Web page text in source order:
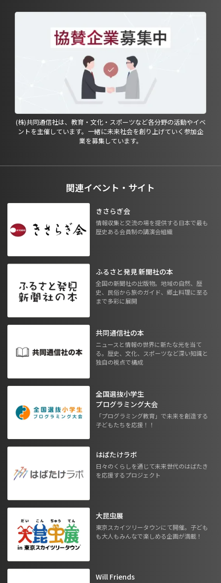
(株)共同通信社は、教育・文化・スポーツなど各分野の活動やイベ
ントを主催しています。一緒に未来社会を創り上げていく参加企
業を募集しています。
関連イベント・サイト
きさらぎ会
情報収集と交流の場を提供する日本で最も
歴史ある会員制の講演会組織
ふるさと発見 新聞社の本
全国の新聞社の出版物。地域の自然、歴
史、民俗から旅のガイド、郷土料理に至る
まで多彩に展開
共同通信社の本
ニュースと情報の世界に新たな光を当て
る。歴史、文化、スポーツなど深い知識と
独自の視点で構成
全国選抜小学生
プログラミング大会
「プログラミング教育」で未来を創造する
子どもたちを応援！！
はばたけラボ
日々のくらしを通じて未来世代のはばたき
を応援するプロジェクト
大昆虫展
東京スカイツリータウンにて開催。子ども
も大人もみんなで楽しめる企画が満載！
Will Friends